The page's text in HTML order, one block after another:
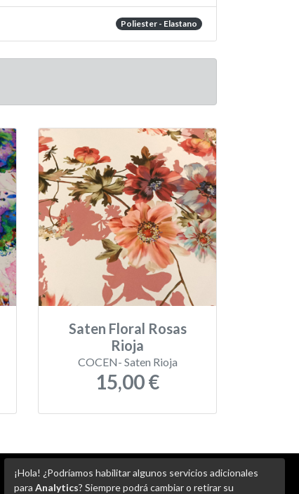
Poliester - Elastano
Saten Floral Rosas
Rioja
COCEN- Saten Rioja
15,00 €
¡Hola! ¿Podríamos habilitar algunos servicios adicionales
para Analytics? Siempre podrá cambiar o retirar su